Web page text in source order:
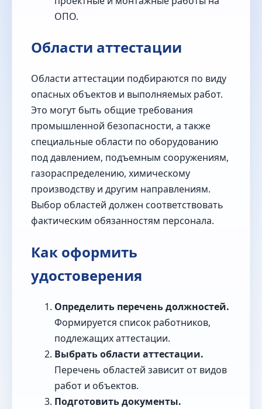
ОПО.
Области аттестации
Области аттестации подбираются по виду
опасных объектов и выполняемых работ.
Это могут быть общие требования
промышленной безопасности, а также
специальные области по оборудованию
под давлением, подъемным сооружениям,
газораспределению, химическому
производству и другим направлениям.
Выбор областей должен соответствовать
фактическим обязанностям персонала.
Как оформить
удостоверения
Определить перечень должностей.
Формируется список работников,
подлежащих аттестации.
Выбрать области аттестации.
Перечень областей зависит от видов
работ и объектов.
Подготовить документы.